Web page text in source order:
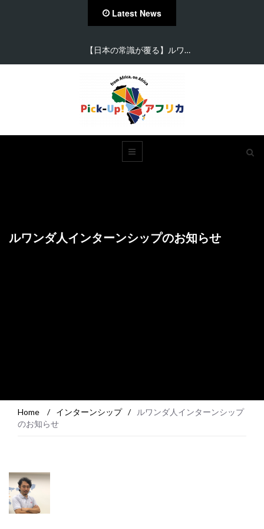
Latest News
【日本の常識が覆る】ルワ…
ルワンダ人インターンシップのお知らせ
Home / インターンシップ /
ルワンダ人インターンシップ
のお知らせ